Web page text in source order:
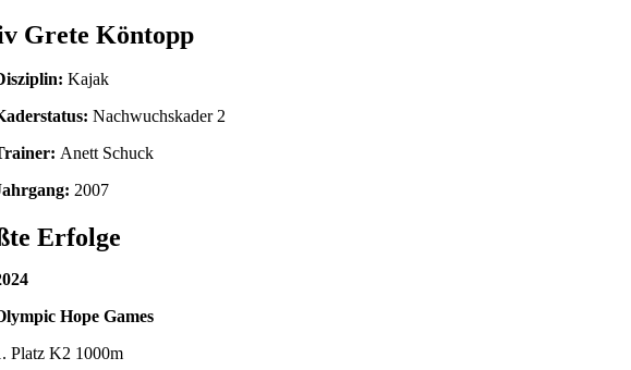
Grete Köntopp
Kajak
Nachwuchskader 2
Anett Schuck
2007
Erfolge
Hope Games
Platz K2 1000m